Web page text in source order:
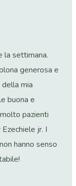
la settimana.
generosa e
mia
buona e
pazienti
jr. I
hanno senso